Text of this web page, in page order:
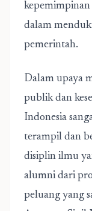
dalam
pemerintah.
Dalam upaya
publik dan
Indonesia
terampil dan
disiplin ilmu
alumni dari
peluang yang